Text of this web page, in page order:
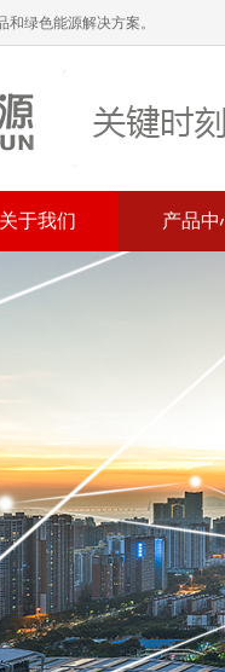
绿色能源解决方案。
关于我们 产品中